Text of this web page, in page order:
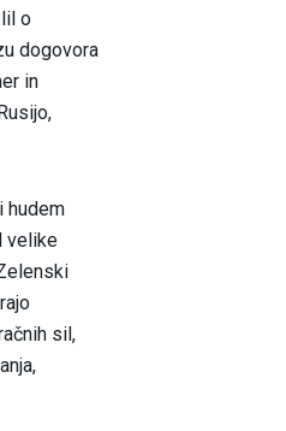
o
dogovora
in
hudem
velike
sil,